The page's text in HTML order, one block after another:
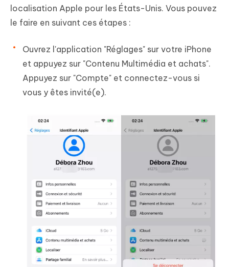
localisation Apple pour les États-Unis. Vous pouvez
le faire en suivant ces étapes :
Ouvrez l'application "Réglages" sur votre iPhone
et appuyez sur "Contenu Multimédia et achats".
Appuyez sur "Compte" et connectez-vous si
vous y êtes invité(e).